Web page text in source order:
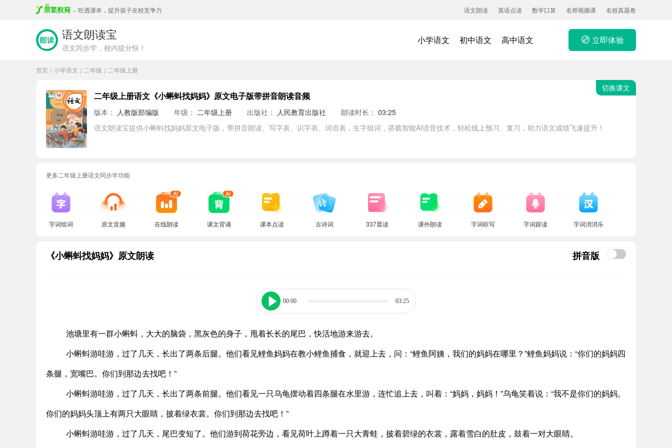
- 吃透课本，提升孩子在校竞争力 语文朗读 英语点读 数学口算 名师视频课 名校真题卷
语文朗读宝
语文同步学，校内提分快！
小学语文 初中语文 高中语文 立即体验
首页 / 小学语文 / 二年级 / 二年级上册
二年级上册语文《小蝌蚪找妈妈》原文电子版带拼音朗读音频
版本： 人教版部编版 年级： 二年级上册 出版社： 人民教育出版社 朗读时长： 03:25
语文朗读宝提供小蝌蚪找妈妈原文电子版，带拼音朗读、写字表、识字表、词语表，生字组词，搭载智能AI语音技术，轻松线上预习、复习，助力语文成绩飞速提升！
切换课文
更多二年级上册语文同步学功能
字词组词 原文音频 在线朗读 课文背诵 课本点读 古诗词 337晨读 课外朗读 字词听写 字词跟读 字词消消乐
《小蝌蚪找妈妈》原文朗读 拼音版
00:00 03:25
池塘里有一群小蝌蚪，大大的脑袋，黑灰色的身子，甩着长长的尾巴，快活地游来游去。
小蝌蚪游哇游，过了几天，长出了两条后腿。他们看见鲤鱼妈妈在教小鲤鱼捕食，就迎上去，问：“鲤鱼阿姨，我们的妈妈在哪里？”鲤鱼妈妈说：“你们的妈妈四
条腿，宽嘴巴。你们到那边去找吧！”
小蝌蚪游哇游，过了几天，长出了两条前腿。他们看见一只乌龟摆动着四条腿在水里游，连忙追上去，叫着：“妈妈，妈妈！”乌龟笑着说：“我不是你们的妈妈。
你们的妈妈头顶上有两只大眼睛，披着绿衣裳。你们到那边去找吧！”
小蝌蚪游哇游，过了几天，尾巴变短了。他们游到荷花旁边，看见荷叶上蹲着一只大青蛙，披着碧绿的衣裳，露着雪白的肚皮，鼓着一对大眼睛。